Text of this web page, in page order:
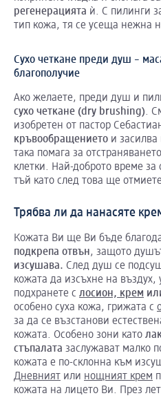
регенерацията ѝ. С пилинги
тип кожа, тя се усеща нежна
Сухо четкане преди душ –
благополучие
Ако желаете, преди душ и
сухо четкане (dry brushing).
изобретен от пастор
кръвообращението и засилва
така помага за
клетки. Най-доброто време
тъй като след това ще отмиете
Трябва ли да нанасяте
Кожата Ви ще Ви бъде
подкрепа отвън, защото
изсушава. След душ се
кожата да изсъхне на въздух,
подхранете с лосион, крем
особено суха кожа, грижата с
за да се възстанови
кожата. Особено зони като
стъпалата заслужават малко
кожата е по-склонна към
Дневният или нощният крем
кожата на лицето Ви. През